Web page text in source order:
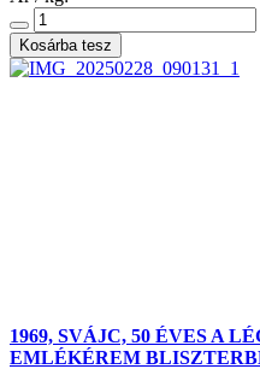
1969, SVÁJC, 50 ÉVES A
EMLÉKÉREM